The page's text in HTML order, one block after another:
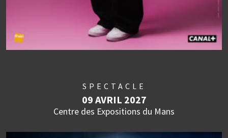
SPECTACLE
09 AVRIL 2027
Centre des Expositions du Mans